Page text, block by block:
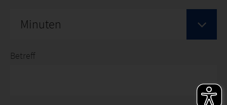
Minuten
Betreff